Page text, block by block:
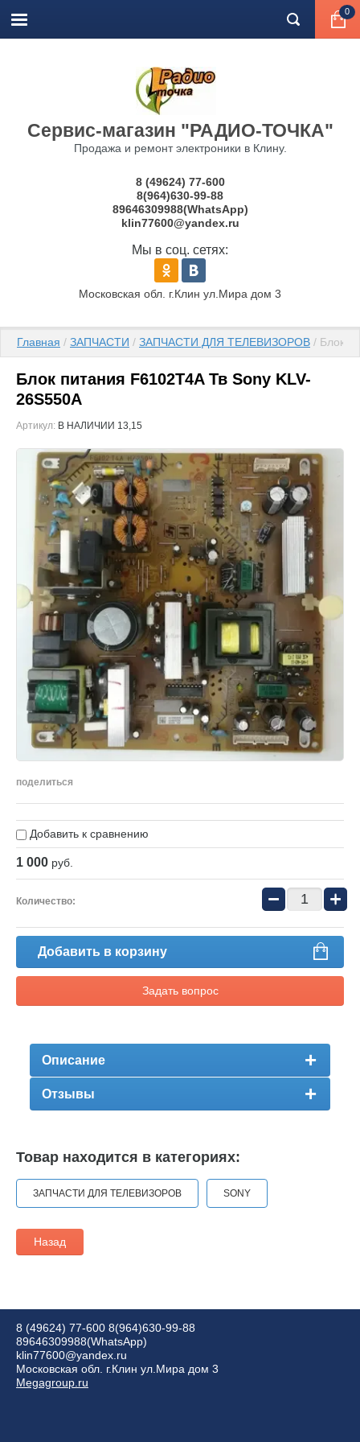
0
Сервис-магазин "РАДИО-ТОЧКА"
Продажа и ремонт электроники в Клину.
8 (49624) 77-600
8(964)630-99-88
89646309988(WhatsApp)
klin77600@yandex.ru
Мы в соц. сетях:
Московская обл. г.Клин ул.Мира дом 3
Главная / ЗАПЧАСТИ / ЗАПЧАСТИ ДЛЯ ТЕЛЕВИЗОРОВ / Блок
Блок питания F6102T4A Тв Sony KLV-
26S550A
Артикул: В НАЛИЧИИ 13,15
поделиться
Добавить к сравнению
1 000 руб.
Количество: − +
Добавить в корзину
Задать вопрос
Описание
Отзывы
Товар находится в категориях:
ЗАПЧАСТИ ДЛЯ ТЕЛЕВИЗОРОВ SONY
Назад
8 (49624) 77-600 8(964)630-99-88
89646309988(WhatsApp)
klin77600@yandex.ru
Московская обл. г.Клин ул.Мира дом 3
Megagroup.ru